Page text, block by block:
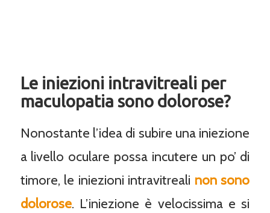
Le iniezioni intravitreali per
maculopatia sono dolorose?
Nonostante l’idea di subire una iniezione
a livello oculare possa incutere un po’ di
timore, le iniezioni intravitreali non sono
dolorose. L’iniezione è velocissima e si